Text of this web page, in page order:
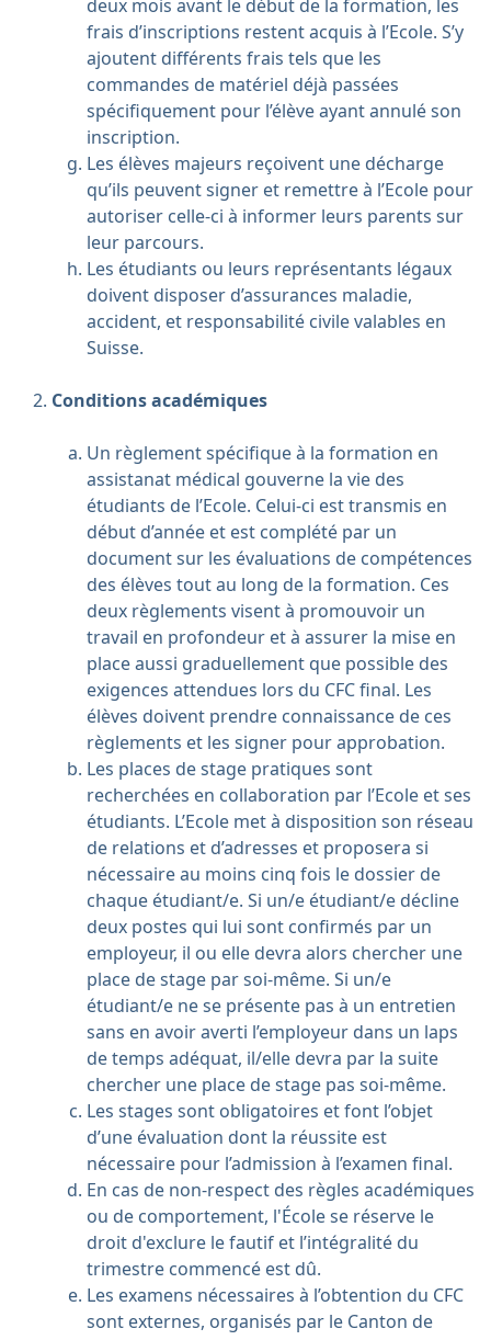
deux mois avant le début de la formation, les
frais d’inscriptions restent acquis à l’Ecole. S’y
ajoutent différents frais tels que les
commandes de matériel déjà passées
spécifiquement pour l’élève ayant annulé son
inscription.
Les élèves majeurs reçoivent une décharge
qu’ils peuvent signer et remettre à l’Ecole pour
autoriser celle-ci à informer leurs parents sur
leur parcours.
Les étudiants ou leurs représentants légaux
doivent disposer d’assurances maladie,
accident, et responsabilité civile valables en
Suisse.
Conditions académiques
Un règlement spécifique à la formation en
assistanat médical gouverne la vie des
étudiants de l’Ecole. Celui-ci est transmis en
début d’année et est complété par un
document sur les évaluations de compétences
des élèves tout au long de la formation. Ces
deux règlements visent à promouvoir un
travail en profondeur et à assurer la mise en
place aussi graduellement que possible des
exigences attendues lors du CFC final. Les
élèves doivent prendre connaissance de ces
règlements et les signer pour approbation.
Les places de stage pratiques sont
recherchées en collaboration par l’Ecole et ses
étudiants. L’Ecole met à disposition son réseau
de relations et d’adresses et proposera si
nécessaire au moins cinq fois le dossier de
chaque étudiant/e. Si un/e étudiant/e décline
deux postes qui lui sont confirmés par un
employeur, il ou elle devra alors chercher une
place de stage par soi-même. Si un/e
étudiant/e ne se présente pas à un entretien
sans en avoir averti l’employeur dans un laps
de temps adéquat, il/elle devra par la suite
chercher une place de stage pas soi-même.
Les stages sont obligatoires et font l’objet
d’une évaluation dont la réussite est
nécessaire pour l’admission à l’examen final.
En cas de non-respect des règles académiques
ou de comportement, l'École se réserve le
droit d'exclure le fautif et l’intégralité du
trimestre commencé est dû.
Les examens nécessaires à l’obtention du CFC
sont externes, organisés par le Canton de